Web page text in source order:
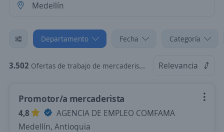
Departamento Fecha Categoría
3.502 Ofertas de trabajo de mercaderista en Medellín, Antioquia Relevancia
Promotor/a mercaderista
4,8
AGENCIA DE EMPLEO COMFAMA
Medellín, Antioquia